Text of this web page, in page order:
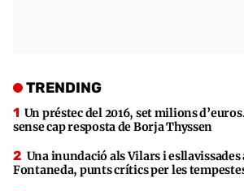
TRENDING
Un préstec del 2016, set milions
sense cap resposta de Borja Thyssen
Una inundació als Vilars i esllavissades
Fontaneda, punts crítics per les